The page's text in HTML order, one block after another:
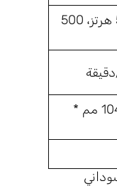
220 فولت/50 هرتز، 500
1850 مم * 1040 مم *